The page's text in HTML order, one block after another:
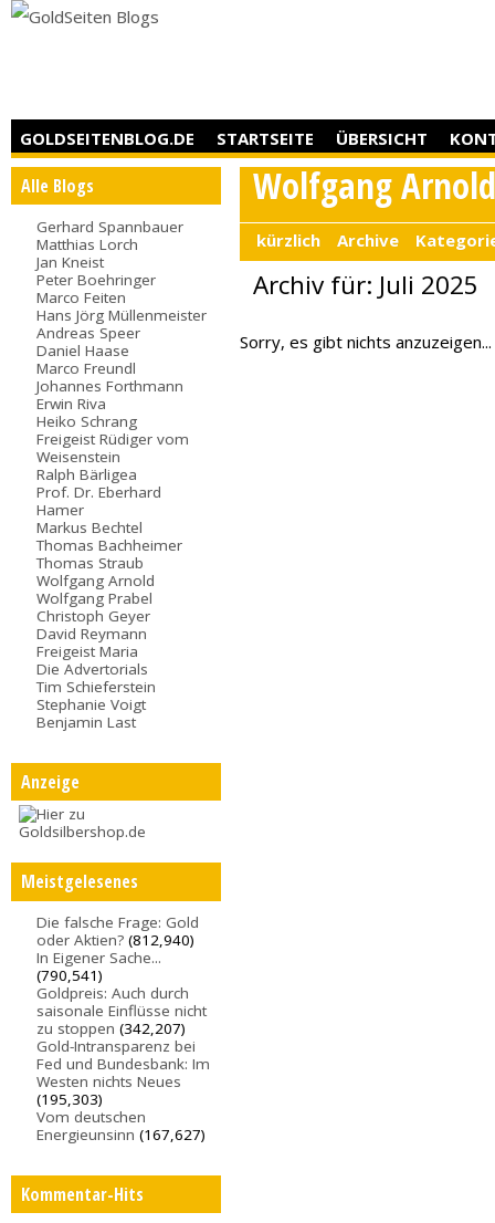
GOLDSEITENBLOG.DE STARTSEITE ÜBERSICHT
Alle Blogs
Gerhard Spannbauer
Matthias Lorch
Jan Kneist
Peter Boehringer
Marco Feiten
Hans Jörg Müllenmeister
Andreas Speer
Daniel Haase
Marco Freundl
Johannes Forthmann
Erwin Riva
Heiko Schrang
Freigeist Rüdiger vom
Weisenstein
Ralph Bärligea
Prof. Dr. Eberhard
Hamer
Markus Bechtel
Thomas Bachheimer
Thomas Straub
Wolfgang Arnold
Wolfgang Prabel
Christoph Geyer
David Reymann
Freigeist Maria
Die Advertorials
Tim Schieferstein
Stephanie Voigt
Benjamin Last
Anzeige
Meistgelesenes
Die falsche Frage: Gold
oder Aktien? (812,940)
In Eigener Sache...
(790,541)
Goldpreis: Auch durch
saisonale Einflüsse nicht
zu stoppen (342,207)
Gold-Intransparenz bei
Fed und Bundesbank: Im
Westen nichts Neues
(195,303)
Vom deutschen
Energieunsinn (167,627)
Kommentar-Hits
Wolfgang
kürzlich Archive
Archiv für: Juli 2025
Sorry, es gibt nichts anzuzeigen...